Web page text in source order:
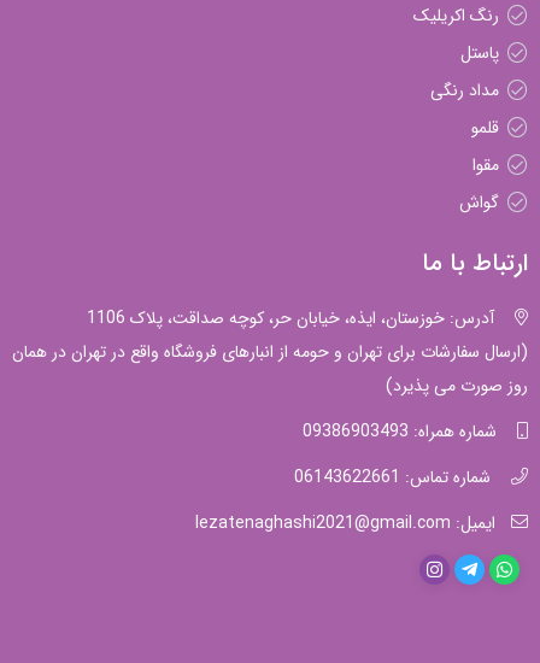
رنگ اکریلیک
پاستل
مداد رنگی
قلمو
مقوا
گواش
ارتباط با ما
آدرس: خوزستان، ایذه، خیابان حر، کوچه صداقت، پلاک 1106
(ارسال سفارشات برای تهران و حومه از انبارهای فروشگاه واقع در تهران در همان
روز صورت می پذیرد)
شماره همراه: 09386903493
شماره تماس: 06143622661
ایمیل: lezatenaghashi2021@gmail.com